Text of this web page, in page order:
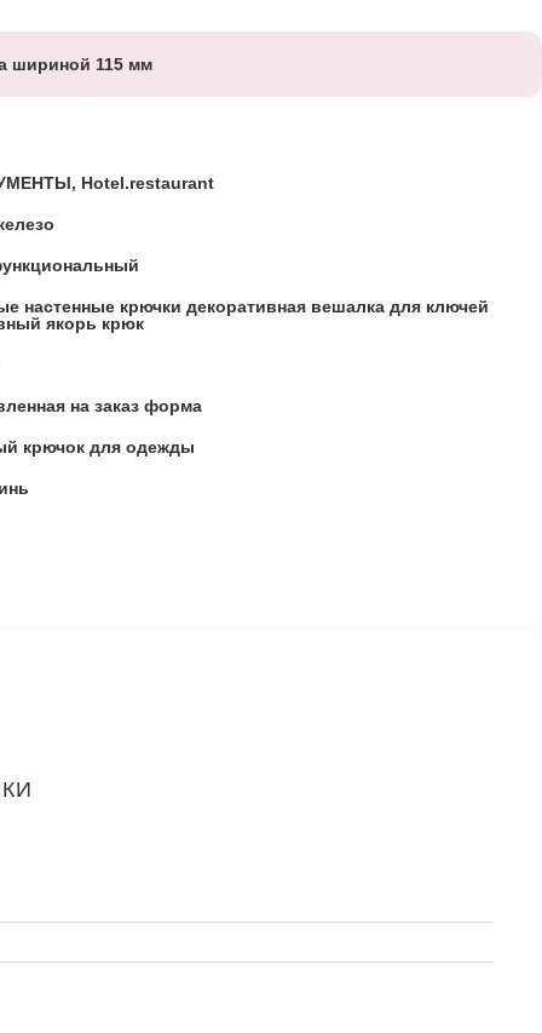
шириной 115 мм
Hotel.restaurant
настенные крючки декоративная вешалка для ключей
якорь крюк
на заказ форма
крючок для одежды